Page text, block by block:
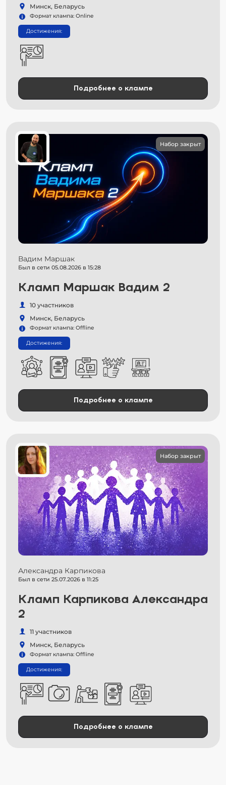
Минск, Беларусь
Формат клампа: Online
Достижения:
Подробнее о клампе
Набор закрыт
Вадим Маршак
Был в сети 05.08.2026 в 15:28
Кламп Маршак Вадим 2
10 участников
Минск, Беларусь
Формат клампа: Offline
Достижения:
Подробнее о клампе
Набор закрыт
Александра Карпикова
Был в сети 25.07.2026 в 11:25
Кламп Карпикова Александра
2
11 участников
Минск, Беларусь
Формат клампа: Offline
Достижения:
Подробнее о клампе